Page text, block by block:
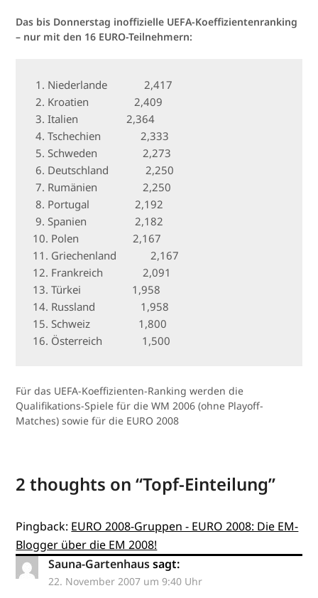
Das bis Donnerstag inoffizielle UEFA-Koeffizientenranking
– nur mit den 16 EURO-Teilnehmern:
1. Niederlande             2,417
2. Kroatien                2,409
3. Italien                 2,364
4. Tschechien              2,333
5. Schweden                2,273
6. Deutschland             2,250
7. Rumänien                2,250
8. Portugal                2,192
9. Spanien                 2,182
10. Polen                   2,167
11. Griechenland            2,167
12. Frankreich              2,091
13. Türkei                  1,958
14. Russland                1,958
15. Schweiz                 1,800
16. Österreich              1,500
Für das UEFA-Koeffizienten-Ranking werden die
Qualifikations-Spiele für die WM 2006 (ohne Playoff-
Matches) sowie für die EURO 2008
2 thoughts on “Topf-Einteilung”
Pingback: EURO 2008-Gruppen - EURO 2008: Die EM-
Blogger über die EM 2008!
Sauna-Gartenhaus sagt:
22. November 2007 um 9:40 Uhr